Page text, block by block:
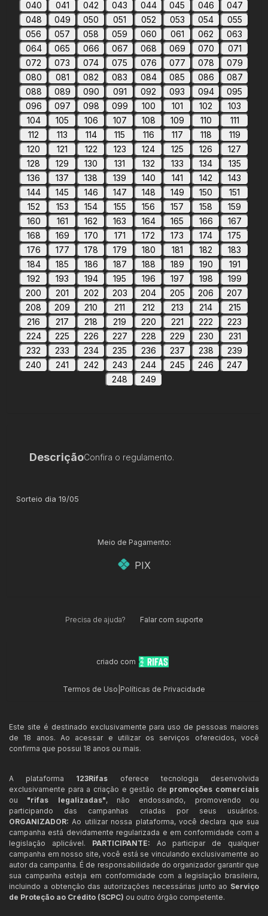
040
041 042 043 044 045 046
047
048
049 050 051 052 053 054
055
056
057 058 059 060 061 062
063
064
065 066 067 068 069 070
071
072
073 074 075 076 077 078
079
080
081 082 083 084 085 086
087
088
089 090 091 092 093 094
095
096
097 098 099 100 101 102
103
104
105 106 107 108 109 110
111
112
113 114 115 116 117 118
119
120
121 122 123 124 125 126
127
128
129 130 131 132 133 134
135
136
137 138 139 140 141 142
143
144
145 146 147 148 149 150
151
152
153 154 155 156 157 158
159
160
161 162 163 164 165 166
167
168
169 170 171 172 173 174
175
176
177 178 179 180 181 182
183
184
185 186 187 188 189 190
191
192
193 194 195 196 197 198
199
200
201 202 203 204 205 206
207
208
209 210 211 212 213 214
215
216
217 218 219 220 221 222
223
224
225 226 227 228 229 230
231
232
233 234 235 236 237 238
239
240
241 242 243 244 245 246
247
248
249
DescriçãoConfira o regulamento.
Sorteio dia 19/05
Meio de Pagamento:
PIX
Precisa de ajuda? Falar com suporte
criado com
Termos de Uso Políticas de Privacidade
Este site é destinado exclusivamente para uso de pessoas maiores
de 18 anos. Ao acessar e utilizar os serviços oferecidos, você
confirma que possui 18 anos ou mais.
A plataforma 123Rifas oferece tecnologia desenvolvida
exclusivamente para a criação e gestão de promoções comerciais
ou "rifas legalizadas", não endossando, promovendo ou
participando das campanhas criadas por seus usuários.
ORGANIZADOR: Ao utilizar nossa plataforma, você declara que sua
campanha está devidamente regularizada e em conformidade com a
legislação aplicável. PARTICIPANTE: Ao participar de qualquer
campanha em nosso site, você está se vinculando exclusivamente ao
autor da campanha. É de responsabilidade do organizador garantir que
sua campanha esteja em conformidade com a legislação brasileira,
incluindo a obtenção das autorizações necessárias junto ao Serviço
de Proteção ao Crédito (SCPC) ou outro órgão competente.